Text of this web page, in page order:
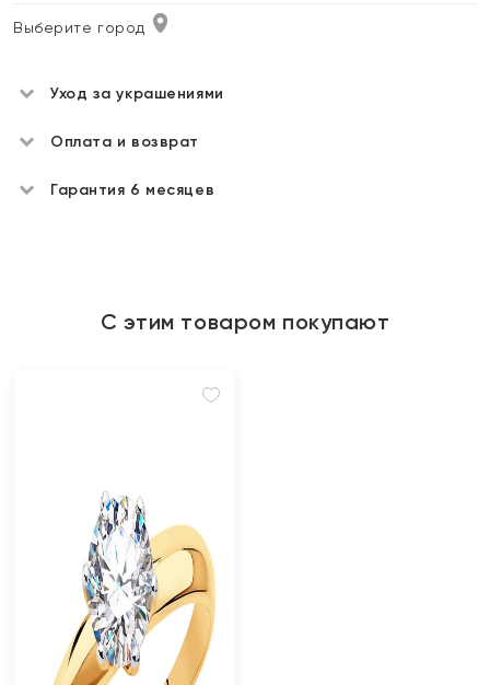
Выберите город
Уход за украшениями
Оплата и возврат
Гарантия 6 месяцев
С этим товаром покупают